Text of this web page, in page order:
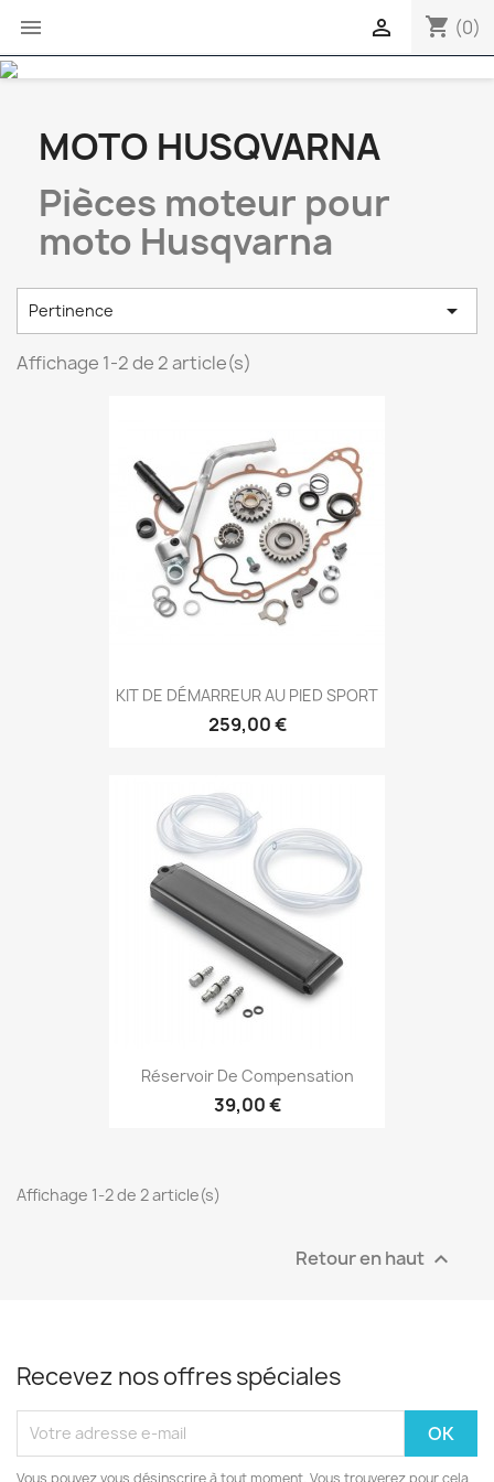
 shopping_cart (0)

MOTO HUSQVARNA
Pièces moteur pour
moto Husqvarna
Pertinence 
Affichage 1-2 de 2 article(s)
KIT DE DÉMARREUR AU PIED SPORT
259,00 €
Réservoir De Compensation
39,00 €
Affichage 1-2 de 2 article(s)
Retour en haut 
Recevez nos offres spéciales
Vous pouvez vous désinscrire à tout moment. Vous trouverez pour cela